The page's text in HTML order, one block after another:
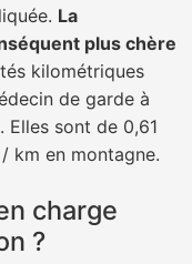
La
plus chère
kilométriques
de garde à
sont de 0,61
km en montagne.
charge
?